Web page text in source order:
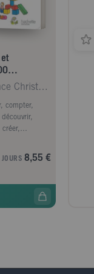
Marcel Caroline - Prince Christelle - Lecreux Mich
compter,
à ton
Tout au long
équipe
8,55 €